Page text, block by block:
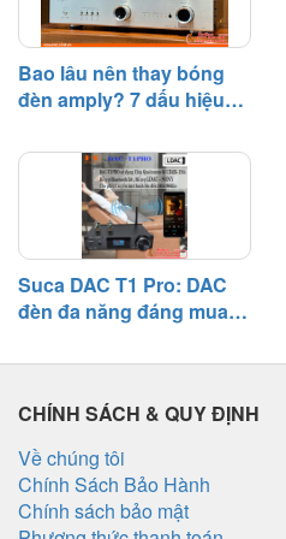
Bao lâu nên thay bóng
đèn amply? 7 dấu hiệu
Suca DAC T1 Pro: DAC
đèn đa năng đáng mua
CHÍNH SÁCH & QUY ĐỊNH
Về chúng tôi
Chính Sách Bảo Hành
Chính sách bảo mật